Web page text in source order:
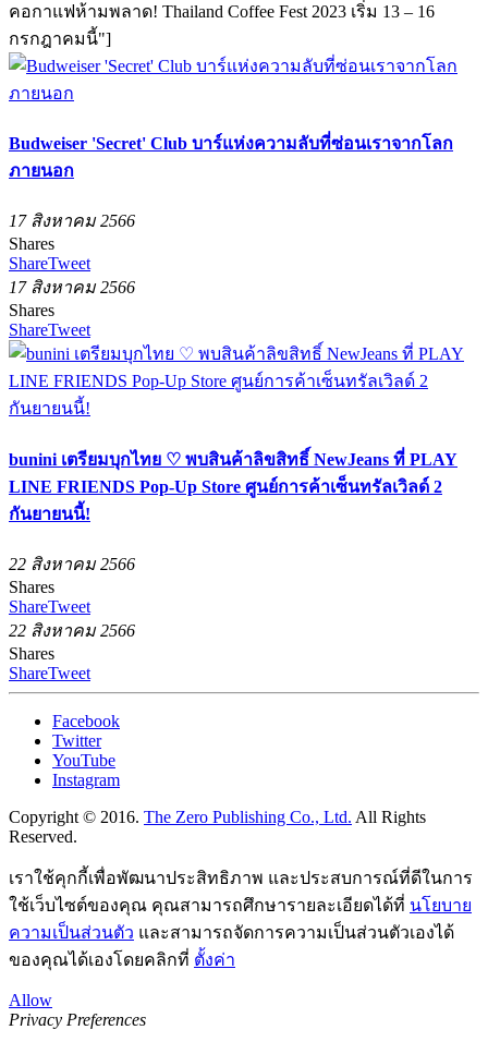
คอกาแฟห้ามพลาด! Thailand Coffee Fest 2023 เริ่ม 13 – 16
กรกฎาคมนี้"]
Budweiser 'Secret' Club บาร์แห่งความลับที่ซ่อนเราจากโลก
ภายนอก
17 สิงหาคม 2566
Shares
ShareTweet
17 สิงหาคม 2566
Shares
ShareTweet
bunini เตรียมบุกไทย ♡ พบสินค้าลิขสิทธิ์ NewJeans ที่ PLAY
LINE FRIENDS Pop-Up Store ศูนย์การค้าเซ็นทรัลเวิลด์ 2
กันยายนนี้!
22 สิงหาคม 2566
Shares
ShareTweet
22 สิงหาคม 2566
Shares
ShareTweet
Facebook
Twitter
YouTube
Instagram
Copyright © 2016. The Zero Publishing Co., Ltd. All Rights
Reserved.
เราใช้คุกกี้เพื่อพัฒนาประสิทธิภาพ และประสบการณ์ที่ดีในการ
ใช้เว็บไซต์ของคุณ คุณสามารถศึกษารายละเอียดได้ที่ นโยบาย
ความเป็นส่วนตัว และสามารถจัดการความเป็นส่วนตัวเองได้
ของคุณได้เองโดยคลิกที่ ตั้งค่า
Allow
Privacy Preferences